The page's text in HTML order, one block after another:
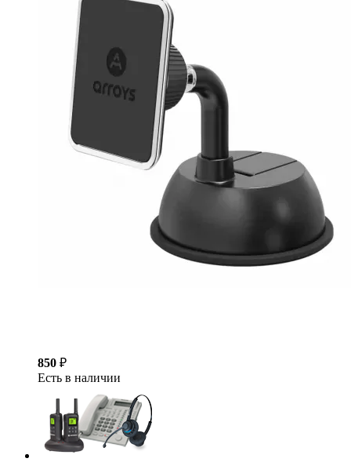
850 ₽
Есть в наличии